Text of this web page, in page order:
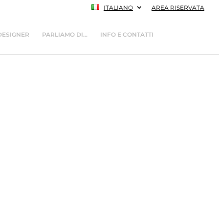
ITALIANO AREA RISERVATA
PARLIAMO DI… INFO E CONTATTI